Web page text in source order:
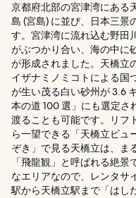
京都府北部の宮津湾にある
島 (宮島) に並び、日本三景
す。宮津湾に流れ込む野田
がぶつかり合い、海の中に
が形成されました。天橋立
イザナミノミコトによる国
が生い茂る白い砂州が 3.6
本の道 100 選」にも選定さ
渡ることも可能です。リフ
ら一望できる「天橋立ビュ
ぞき」で見る天橋立は、ま
「飛龍観」と呼ばれる絶
なエリアなので、レンタサ
駅から天橋立駅まで「はし